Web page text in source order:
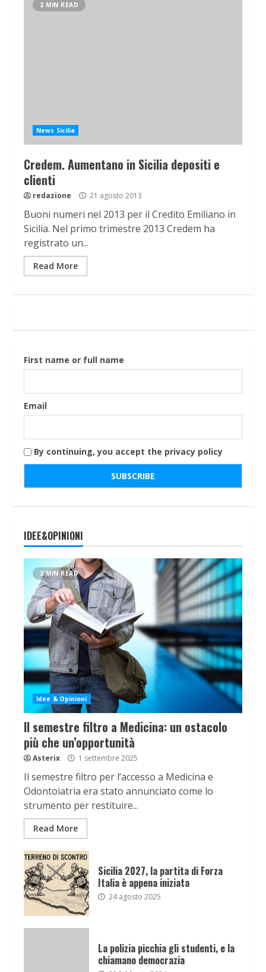
2 MIN READ
News Sicilia
Credem. Aumentano in Sicilia depositi e
clienti
redazione 21 agosto 2013
Buoni numeri nel 2013 per il Credito Emiliano in
Sicilia. Nel primo trimestre 2013 Credem ha
registrato un...
Read More
First name or full name
Email
By continuing, you accept the privacy policy
IDEE&OPINIONI
2 MIN READ
Idee & Opinioni
Il semestre filtro a Medicina: un ostacolo
più che un’opportunità
Asterix 1 settembre 2025
Il semestre filtro per l’accesso a Medicina e
Odontoiatria era stato annunciato come lo
strumento per restituire...
Read More
Sicilia 2027, la partita di Forza
Italia è appena iniziata
24 agosto 2025
La polizia picchia gli studenti, e la
chiamano democrazia